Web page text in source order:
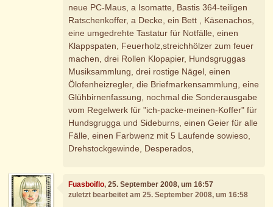
neue PC-Maus, a Isomatte, Bastis 364-teiligen
Ratschenkoffer, a Decke, ein Bett , Käsenachos,
eine umgedrehte Tastatur für Notfälle, einen
Klappspaten, Feuerholz,streichhölzer zum feuer
machen, drei Rollen Klopapier, Hundsgruggas
Musiksammlung, drei rostige Nägel, einen
Ölofenheizregler, die Briefmarkensammlung, eine
Glühbirnenfassung, nochmal die Sonderausgabe
vom Regelwerk für "ich-packe-meinen-Koffer" für
Hundsgrugga und Sideburns, einen Geier für alle
Fälle, einen Farbwenz mit 5 Laufende sowieso,
Drehstockgewinde, Desperados,
Fuasboiflo, 25. September 2008, um 16:57
zuletzt bearbeitet am 25. September 2008, um 16:58